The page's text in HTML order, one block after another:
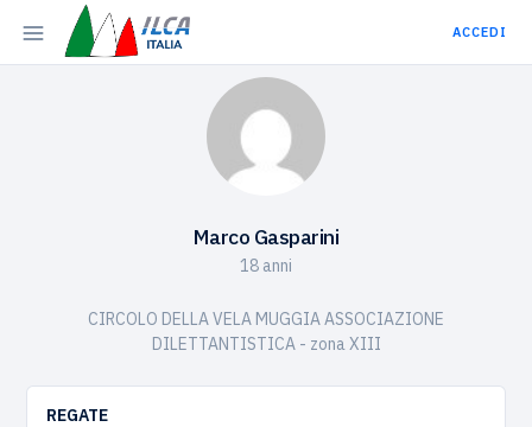
ACCEDI
Marco Gasparini
18 anni
CIRCOLO DELLA VELA MUGGIA ASSOCIAZIONE
DILETTANTISTICA - zona XIII
REGATE